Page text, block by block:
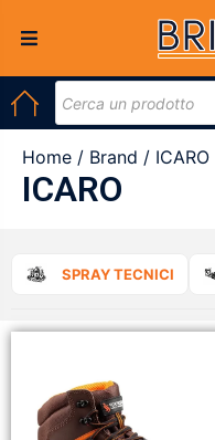
Home / Brand / ICARO
ICARO
SPRAY TECNICI